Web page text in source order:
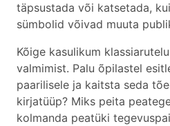
täpsustada või katsetada,
sümbolid võivad muuta
Kõige kasulikum
valmimist. Palu õpilastel
paarilisele ja kaitsta seda
kirjatüüp? Miks peita
kolmanda peatüki